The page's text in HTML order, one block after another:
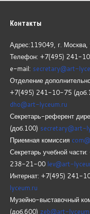
Контакты
Адрес:119049, г.
Телефон: +7(495) 241-
e-mail: secretary@art-
Отделение
+7(495) 241-10-75
dho@art-lyceum.ru
Секретарь-референт
(доб.100) secretary@art-
Приемная комиссия
Секретарь учебной
238-21-00 lev@art-
Интернат: +7(495) 241-
lyceum.ru
Музейно-выставочный
(доб.600) zeb@art-